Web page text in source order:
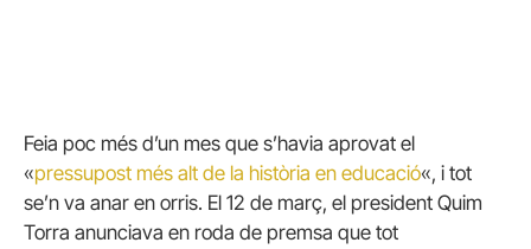
Feia poc més d’un mes que s’havia aprovat el
«pressupost més alt de la història en educació«, i tot
se’n va anar en orris. El 12 de març, el president Quim
Torra anunciava en roda de premsa que tot